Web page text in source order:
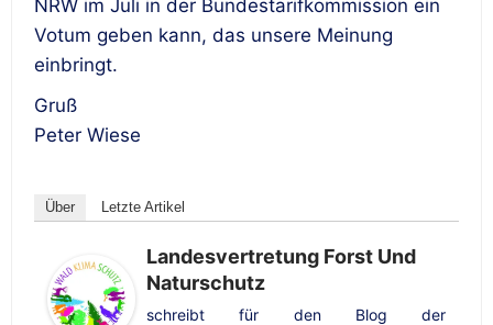
NRW im Juli in der Bundestarifkommission ein
Votum geben kann, das unsere Meinung
einbringt.
Gruß
Peter Wiese
Über Letzte Artikel
Landesvertretung Forst Und
Naturschutz
schreibt für den Blog der